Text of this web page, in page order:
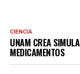
CIENCIA
UNAM CREA
MEDICAMENTOS